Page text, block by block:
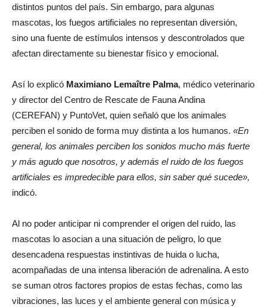
distintos puntos del país. Sin embargo, para algunas
mascotas, los fuegos artificiales no representan diversión,
sino una fuente de estímulos intensos y descontrolados que
afectan directamente su bienestar físico y emocional.
Así lo explicó Maximiano Lemaître Palma, médico veterinario
y director del Centro de Rescate de Fauna Andina
(CEREFAN) y PuntoVet, quien señaló que los animales
perciben el sonido de forma muy distinta a los humanos. «En
general, los animales perciben los sonidos mucho más fuerte
y más agudo que nosotros, y además el ruido de los fuegos
artificiales es impredecible para ellos, sin saber qué sucede»,
indicó.
Al no poder anticipar ni comprender el origen del ruido, las
mascotas lo asocian a una situación de peligro, lo que
desencadena respuestas instintivas de huida o lucha,
acompañadas de una intensa liberación de adrenalina. A esto
se suman otros factores propios de estas fechas, como las
vibraciones, las luces y el ambiente general con música y